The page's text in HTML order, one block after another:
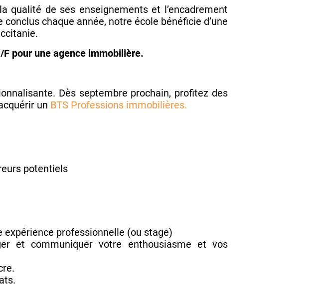
qualité de ses enseignements et l’encadrement
chaque année, notre école bénéficie d’une
pour une agence immobilière.
Dès septembre prochain, profitez des
un BTS Professions immobilières.
potentiels
expérience professionnelle (ou stage)
et communiquer votre enthousiasme et vos